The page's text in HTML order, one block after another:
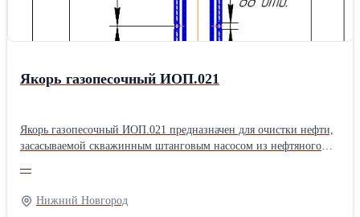
Якорь газопесочный ИОП.021
Якорь газопесочный ИОП.021 предназначен для очистки нефти,
засасываемой скважинным штанговым насосом из нефтяного
корпуса, нижнего корпуса, патрубка, соединительных муфт,
внутренней трубы и пробки. Все детали якоря за исключением
внутренней трубы имеют резьбы НКТ73 ГОСТ 633-80 с шагом
—
Нижний Новгород